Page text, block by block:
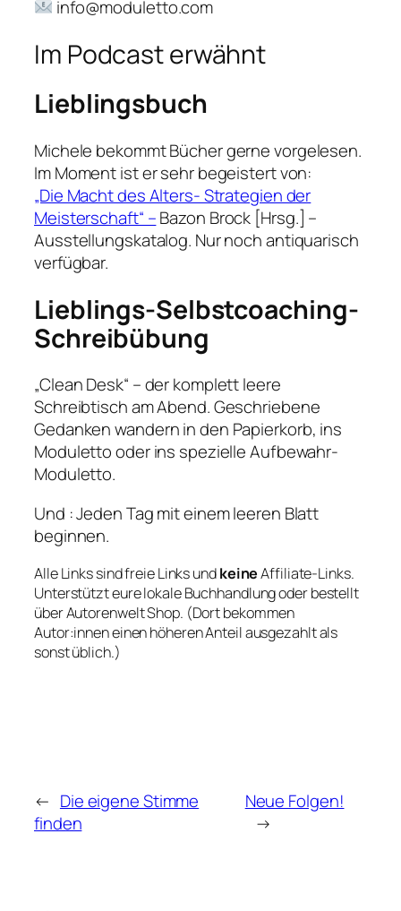
info@moduletto.com
Im Podcast erwähnt
Lieblingsbuch
Michele bekommt Bücher gerne vorgelesen.
Im Moment ist er sehr begeistert von:
„Die Macht des Alters- Strategien der
Meisterschaft“ –Bazon Brock [Hrsg.] –
Ausstellungskatalog. Nur noch antiquarisch
verfügbar.
Lieblings-Selbstcoaching-
Schreibübung
„Clean Desk“ – der komplett leere
Schreibtisch am Abend. Geschriebene
Gedanken wandern in den Papierkorb, ins
Moduletto oder ins spezielle Aufbewahr-
Moduletto.
Und : Jeden Tag mit einem leeren Blatt
beginnen.
Alle Links sind freie Links undkeineAffiliate-Links.
Unterstützt eure lokale Buchhandlung oder bestellt
über Autorenwelt Shop. (Dort bekommen
Autor:innen einen höheren Anteil ausgezahlt als
sonst üblich.)
← Die eigene Stimme
finden
Neue Folgen!
→